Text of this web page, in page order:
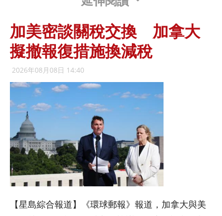
加美密談關稅交換 加拿大
擬撤報復措施換減稅
2026年08月08日 14:40
【星島綜合報道】《環球郵報》報道，加拿大與美